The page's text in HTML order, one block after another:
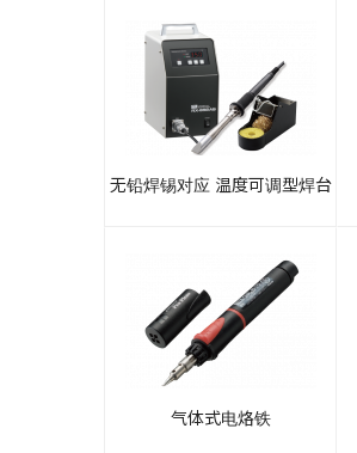
无铅焊锡对应 温度可调型焊台
气体式电烙铁